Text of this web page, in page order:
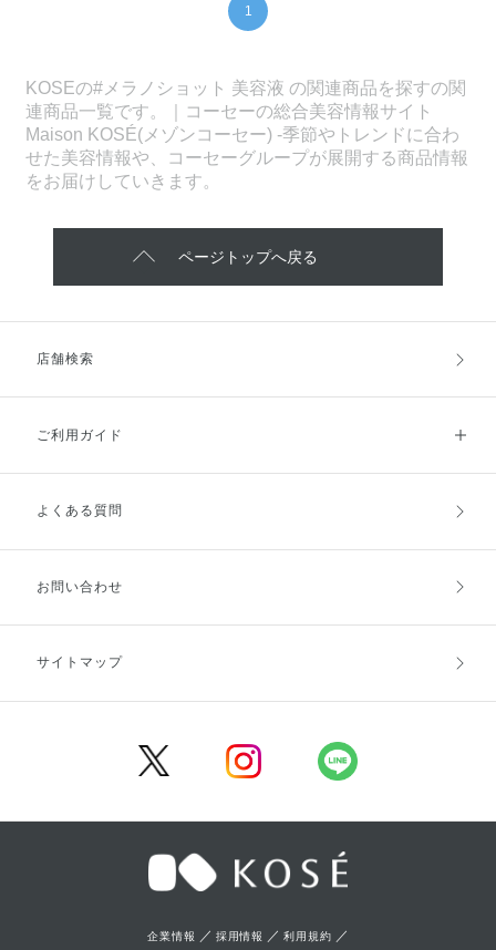
1
KOSEの#メラノショット 美容液 の関連商品を探すの関
連商品一覧です。｜コーセーの総合美容情報サイト
Maison KOSÉ(メゾンコーセー) -季節やトレンドに合わ
せた美容情報や、コーセーグループが展開する商品情報
をお届けしていきます。
ページトップへ戻る
店舗検索
ご利用ガイド
ご利用ガイドトップ
お支払方法
キャンセル・返品・交換
よくある質問
お問い合わせ
サイトマップ
企業情報 ／ 採用情報 ／利用規約 ／